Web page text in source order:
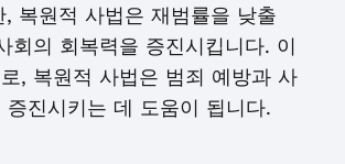
, 복원적 사법은 재범률을 낮출
회의 회복력을 증진시킵니다. 이
, 복원적 사법은 범죄 예방과 사
증진시키는 데 도움이 됩니다.